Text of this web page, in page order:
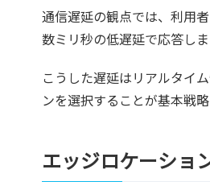
通信遅延の観点では、利用
数ミリ秒の低遅延で応答し
こうした遅延はリアルタイ
ンを選択することが基本戦
エッジロケーショ